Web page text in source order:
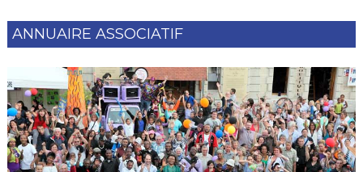
ANNUAIRE ASSOCIATIF